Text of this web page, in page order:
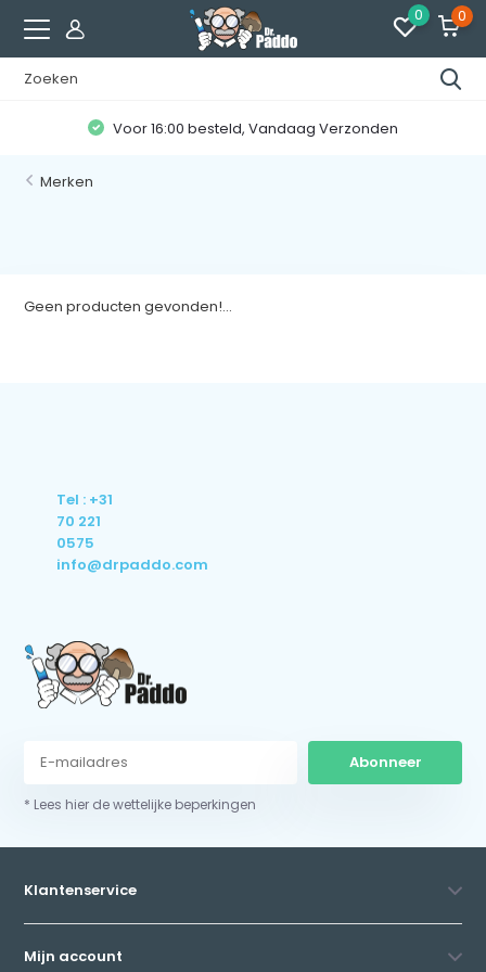
0 0
Voor 16:00 besteld, Vandaag Verzonden
Merken
Geen producten gevonden!...
Tel : +31
70 221
0575
info@drpaddo.com
Abonneer
* Lees hier de wettelijke beperkingen
Klantenservice
Mijn account